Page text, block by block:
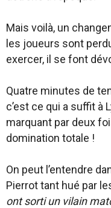
Mais voilà, un
les joueurs sont
exercer, il se font
Quatre minutes de
c’est ce qui a suffit à
marquant par deux
domination totale !
On peut l’entendre
Pierrot tant hué par
ont sorti un vilain